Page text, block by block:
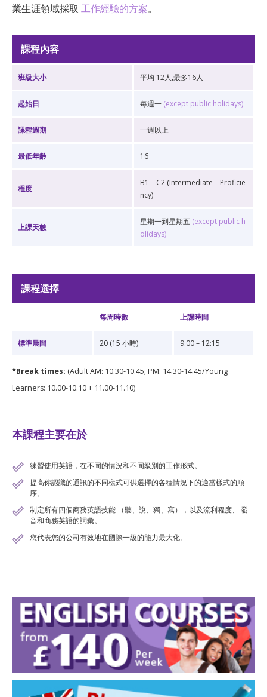
業生涯領域採取 工作經驗的方案。
課程內容
班級大小 平均 12人,最多16人
起始日 每週一 (except public holidays)
課程週期 一週以上
最低年齡 16
程度
B1 – C2 (Intermediate – Proficie
ncy)
上課天數
星期一到星期五 (except public h
olidays)
課程選擇
每周時數 上課時間
標準晨間 20 (15 小時) 9:00 – 12:15
*Break times: (Adult AM: 10.30-10.45; PM: 14.30-14.45/Young
Learners: 10.00-10.10 + 11.00-11.10)
本課程主要在於
練習使用英語，在不同的情況和不同級別的工作形式。
提高你認識的通訊的不同樣式可供選擇的各種情況下的適當樣式的順
序。
制定所有四個商務英語技能 （聽、說、獨、寫），以及流利程度、 發
音和商務英語的詞彙。
您代表您的公司有效地在國際一級的能力最大化。